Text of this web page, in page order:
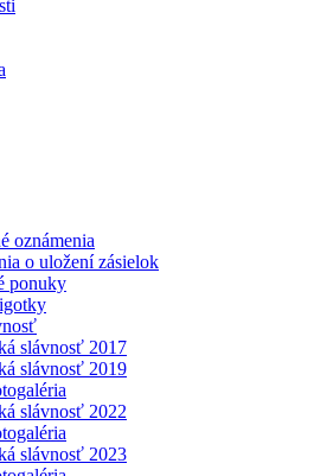
oznámenia
o uložení zásielok
ponuky
slávnosť 2017
slávnosť 2019
slávnosť 2022
slávnosť 2023